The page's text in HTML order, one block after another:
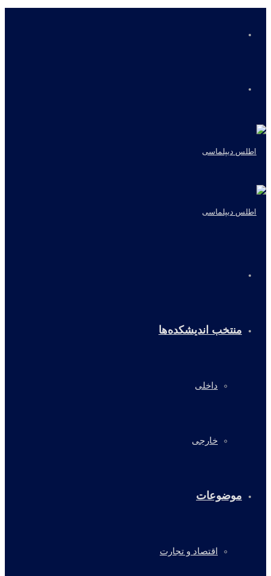
منتخب اندیشکده‌ها
داخلی
خارجی
موضوعات
اقتصاد و تجارت